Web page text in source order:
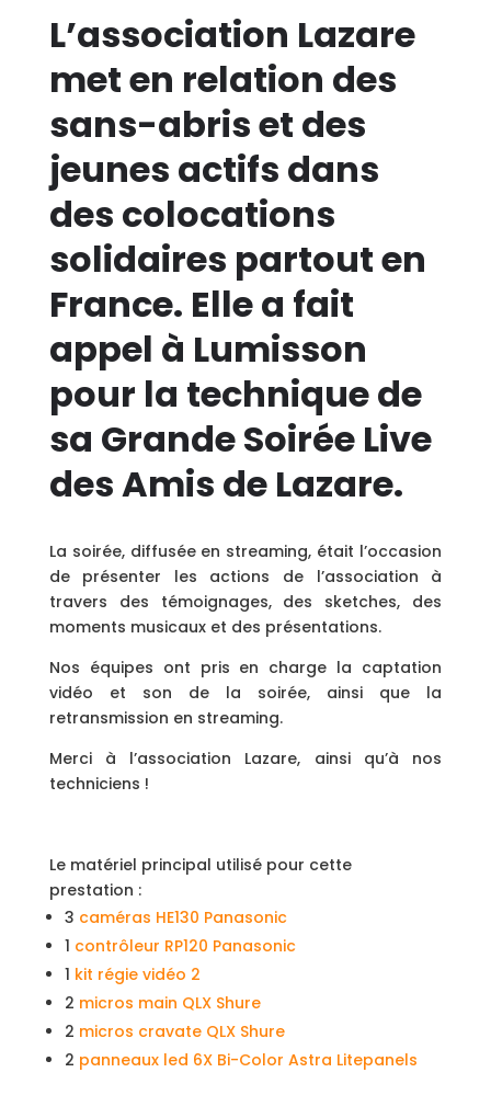
L’association Lazare
met en relation des
sans-abris et des
jeunes actifs dans
des colocations
solidaires partout en
France. Elle a fait
appel à Lumisson
pour la technique de
sa Grande Soirée Live
des Amis de Lazare.
La soirée, diffusée en streaming, était l’occasion
de présenter les actions de l’association à
travers des témoignages, des sketches, des
moments musicaux et des présentations.
Nos équipes ont pris en charge la captation
vidéo et son de la soirée, ainsi que la
retransmission en streaming.
Merci à l’association Lazare, ainsi qu’à nos
techniciens !
Le matériel principal utilisé pour cette
prestation :
3 caméras HE130 Panasonic
1 contrôleur RP120 Panasonic
1 kit régie vidéo 2
2 micros main QLX Shure
2 micros cravate QLX Shure
2 panneaux led 6X Bi-Color Astra Litepanels